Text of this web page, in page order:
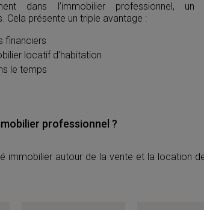
dans l’immobilier professionnel, un
Cela présente un triple avantage :
financiers
locatif d’habitation
le temps
professionnel ?
immobilier autour de la vente et la location